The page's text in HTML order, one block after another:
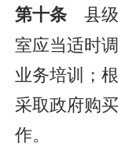
第十条 县
室应当适时
业务培训；
采取政府购
作。